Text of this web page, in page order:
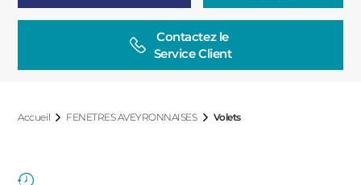
Contactez le
Service Client
Accueil FENETRES AVEYRONNAISES Volets
ACIER